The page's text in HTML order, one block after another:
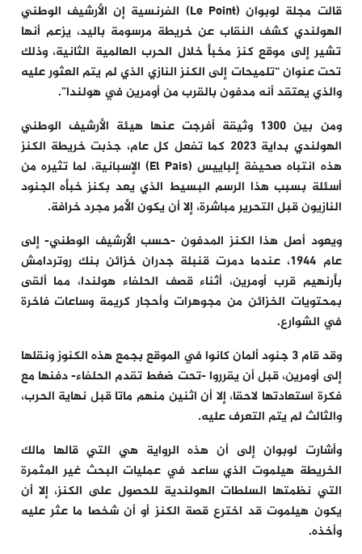
قالت مجلة لوبوان (Le Point) الفرنسية إن الأرشيف الوطني
الهولندي كشف النقاب عن خريطة مرسومة باليد، يزعم أنها
تشير إلى موقع كنز مخبأ خلال الحرب العالمية الثانية، وذلك
تحت عنوان “تلميحات إلى الكنز النازي الذي لم يتم العثور عليه
والذي يعتقد أنه مدفون بالقرب من أومرين في هولندا”.
ومن بين 1300 وثيقة أفرجت عنها هيئة الأرشيف الوطني
الهولندي بداية 2023 كما تفعل كل عام، جذبت خريطة الكنز
هذه انتباه صحيفة إلباييس (El Pais) الإسبانية، لما تثيره من
أسئلة بسبب هذا الرسم البسيط الذي يعد بكنز خبأه الجنود
النازيون قبل التحرير مباشرة، إلا أن يكون الأمر مجرد خرافة.
ويعود أصل هذا الكنز المدفون -حسب الأرشيف الوطني- إلى
عام 1944، عندما دمرت قنبلة جدران خزائن بنك روتردامش
بأرنهيم قرب أومرين، أثناء قصف الحلفاء هولندا، مما ألقى
بمحتويات الخزائن من مجوهرات وأحجار كريمة وساعات فاخرة
في الشوارع.
وقد قام 3 جنود ألمان كانوا في الموقع بجمع هذه الكنوز ونقلها
إلى أومرين، قبل أن يقرروا -تحت ضغط تقدم الحلفاء- دفنها مع
فكرة استعادتها لاحقا، إلا أن اثنين منهم ماتا قبل نهاية الحرب،
والثالث لم يتم التعرف عليه.
وأشارت لوبوان إلى أن هذه الرواية هي التي قالها مالك
الخريطة هيلموت الذي ساعد في عمليات البحث غير المثمرة
التي نظمتها السلطات الهولندية للحصول على الكنز، إلا أن
يكون هيلموت قد اخترع قصة الكنز أو أن شخصا ما عثر عليه
وأخذه.